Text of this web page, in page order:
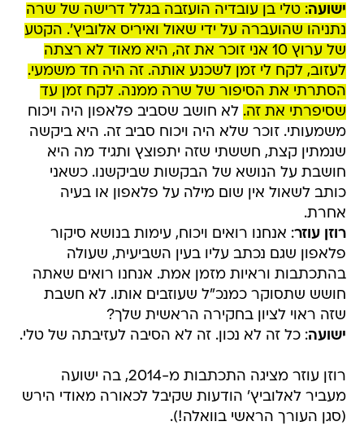
ישועה: טלי בן עובדיה הועזבה בגלל דרישה של שרה
נתניהו שהועברה על ידי שאול ואיריס אלוביץ'. הקטע
של ערוץ 10 אני זוכר את זה, היא מאוד לא רצתה
לעזוב, לקח לי זמן לשכנע אותה. זה היה חד משמעי.
הסתרתי את הסיפור של שרה ממנה. לקח זמן עד
שסיפרתי את זה. לא חושב שסביב פלאפון היה ויכוח
משמעותי. זוכר שלא היה ויכוח סביב זה. היא ביקשה
שנמתין קצת, חששתי שזה יתפוצץ ותגיד מה היא
חושבת על הנושא של הבקשות שביקשנו. כשאני
כותב לשאול אין שום מילה על פלאפון או בעיה
אחרת.
רוזן עוזר: אנחנו רואים ויכוח, עימות בנושא סיקור
פלאפון שגם נכתב עליו בעין השביעית, שעולה
בהתכתבות וראיות מזמן אמת. אנחנו רואים שאתה
חושש שתסוקר כמנכ"ל שעוזבים אותו. לא חשבת
שזה ראוי לציון בחקירה הראשית שלך?
ישועה: כל זה לא נכון. זה לא הסיבה לעזיבתה של טלי.
רוזן עוזר מציגה התכתבות מ-2014, בה ישועה
מעביר לאלוביץ' הודעות שקיבל לכאורה מאודי הירש
(סגן העורך הראשי בוואלה!).